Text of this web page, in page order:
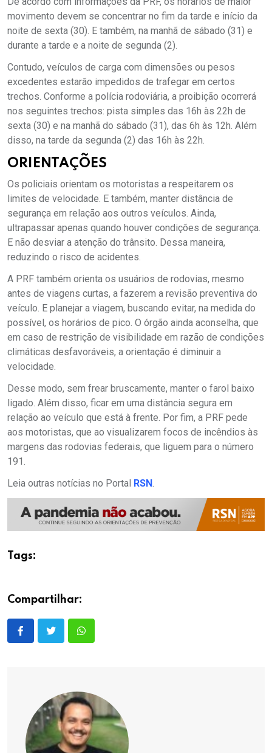
movimento devem se concentrar no fim da tarde e início da
noite de sexta (30). E também, na manhã de sábado (31) e
durante a tarde e a noite de segunda (2).
Contudo, veículos de carga com dimensões ou pesos
excedentes estarão impedidos de trafegar em certos
trechos. Conforme a polícia rodoviária, a proibição ocorrerá
nos seguintes trechos: pista simples das 16h às 22h de
sexta (30) e na manhã do sábado (31), das 6h às 12h. Além
disso, na tarde da segunda (2) das 16h às 22h.
ORIENTAÇÕES
Os policiais orientam os motoristas a respeitarem os
limites de velocidade. E também, manter distância de
segurança em relação aos outros veículos. Ainda,
ultrapassar apenas quando houver condições de segurança.
E não desviar a atenção do trânsito. Dessa maneira,
reduzindo o risco de acidentes.
A PRF também orienta os usuários de rodovias, mesmo
antes de viagens curtas, a fazerem a revisão preventiva do
veículo. E planejar a viagem, buscando evitar, na medida do
possível, os horários de pico. O órgão ainda aconselha, que
em caso de restrição de visibilidade em razão de condições
climáticas desfavoráveis, a orientação é diminuir a
velocidade.
Desse modo, sem frear bruscamente, manter o farol baixo
ligado. Além disso, ficar em uma distância segura em
relação ao veículo que está à frente. Por fim, a PRF pede
aos motoristas, que ao visualizarem focos de incêndios às
margens das rodovias federais, que liguem para o número
191.
Leia outras notícias no Portal RSN.
Tags:
Compartilhar: